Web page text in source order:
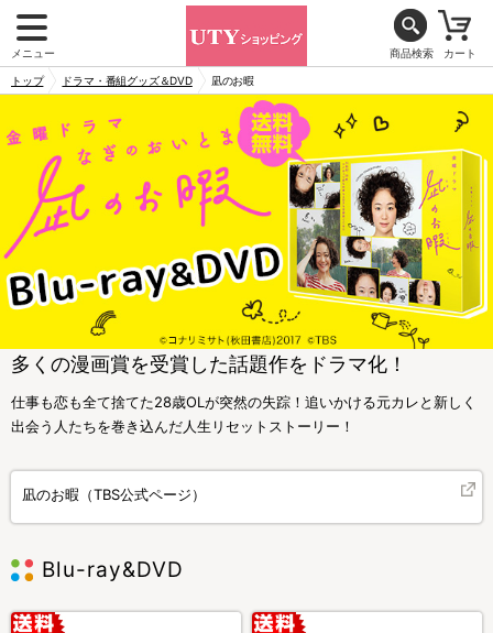
メニュー 商品検索 カート
トップ ドラマ・番組グッズ＆DVD 凪のお暇
多くの漫画賞を受賞した話題作をドラマ化！
仕事も恋も全て捨てた28歳OLが突然の失踪！追いかける元カレと新しく
出会う人たちを巻き込んだ人生リセットストーリー！
凪のお暇（TBS公式ページ）
Blu-ray&DVD